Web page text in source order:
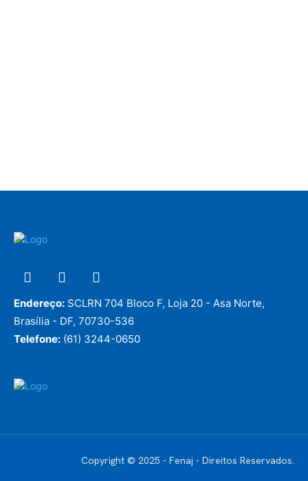
Endereço: SCLRN 704 Bloco F, Loja 20 - Asa Norte,
Brasília - DF, 70730-536
Telefone: (61) 3244-0650
Copyright © 2025 - Fenaj - Direitos Reservados.